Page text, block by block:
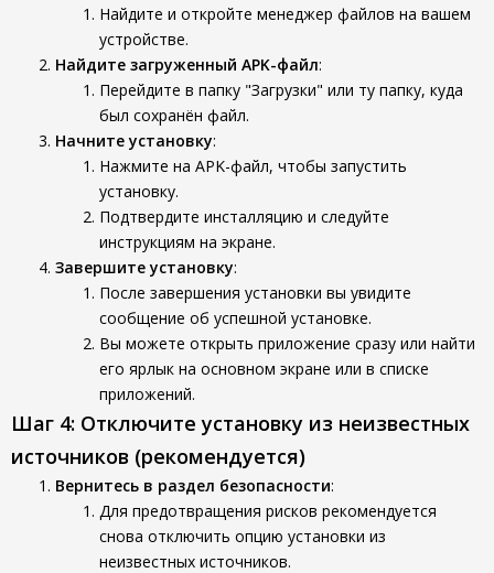
Найдите и откройте менеджер файлов на вашем
устройстве.
Найдите загруженный APK-файл:
Перейдите в папку "Загрузки" или ту папку, куда
был сохранён файл.
Начните установку:
Нажмите на APK-файл, чтобы запустить
установку.
Подтвердите инсталляцию и следуйте
инструкциям на экране.
Завершите установку:
После завершения установки вы увидите
сообщение об успешной установке.
Вы можете открыть приложение сразу или найти
его ярлык на основном экране или в списке
приложений.
Шаг 4: Отключите установку из неизвестных
источников (рекомендуется)
Вернитесь в раздел безопасности:
Для предотвращения рисков рекомендуется
снова отключить опцию установки из
неизвестных источников.